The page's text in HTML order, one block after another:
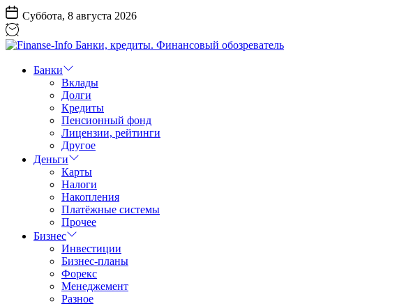
Перейти
к
содержанию
Суббота, 8 августа 2026
Info
Финансовый
обозреватель
Банки
Вклады
Долги
Кредиты
Пенсионный фонд
Лицензии, рейтинги
Другое
Деньги
Карты
Налоги
Накопления
Платёжные системы
Прочее
Бизнес
Инвестиции
Бизнес-планы
Форекс
Менеджемент
Разное